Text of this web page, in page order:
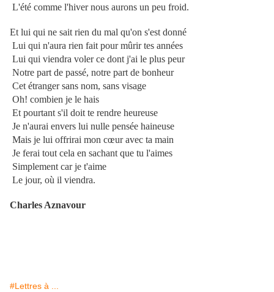
L'été comme l'hiver nous aurons un peu froid.
Et lui qui ne sait rien du mal qu'on s'est donné
Lui qui n'aura rien fait pour mûrir tes années
Lui qui viendra voler ce dont j'ai le plus peur
Notre part de passé, notre part de bonheur
Cet étranger sans nom, sans visage
Oh! combien je le hais
Et pourtant s'il doit te rendre heureuse
Je n'aurai envers lui nulle pensée haineuse
Mais je lui offrirai mon cœur avec ta main
Je ferai tout cela en sachant que tu l'aimes
Simplement car je t'aime
Le jour, où il viendra.
Charles Aznavour
#Lettres à ...